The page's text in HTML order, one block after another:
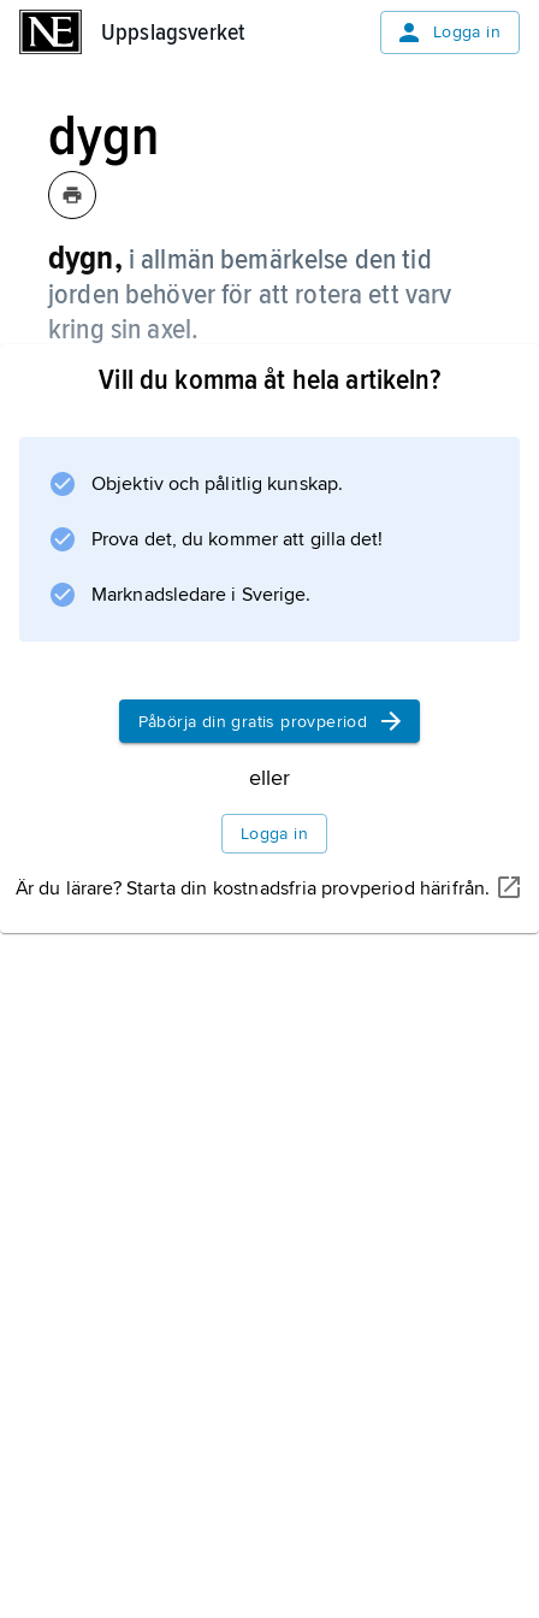
Uppslagsverket Logga in
dygn
dygn, i allmän bemärkelse den tid
jorden behöver för att rotera ett varv
kring sin axel.
Normalt räknas ett dygn från midnatt till
dygnet.
Information om artikeln
Vill du komma åt hela artikeln?
Objektiv och pålitlig kunskap.
Prova det, du kommer att gilla det!
Marknadsledare i Sverige.
Påbörja din gratis provperiod
eller
Logga in
Är du lärare? Starta din kostnadsfria provperiod härifrån.